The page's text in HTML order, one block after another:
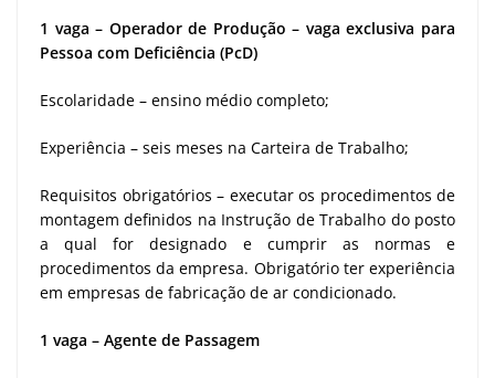
1 vaga – Operador de Produção – vaga exclusiva para
Pessoa com Deficiência (PcD)
Escolaridade – ensino médio completo;
Experiência – seis meses na Carteira de Trabalho;
Requisitos obrigatórios – executar os procedimentos de
montagem definidos na Instrução de Trabalho do posto
a qual for designado e cumprir as normas e
procedimentos da empresa. Obrigatório ter experiência
em empresas de fabricação de ar condicionado.
1 vaga – Agente de Passagem